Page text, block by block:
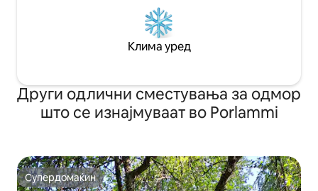
Клима уред
Други одлични сместувања за одмор
што се изнајмуваат во Porlammi
Супердомаќин
Супердомаќин